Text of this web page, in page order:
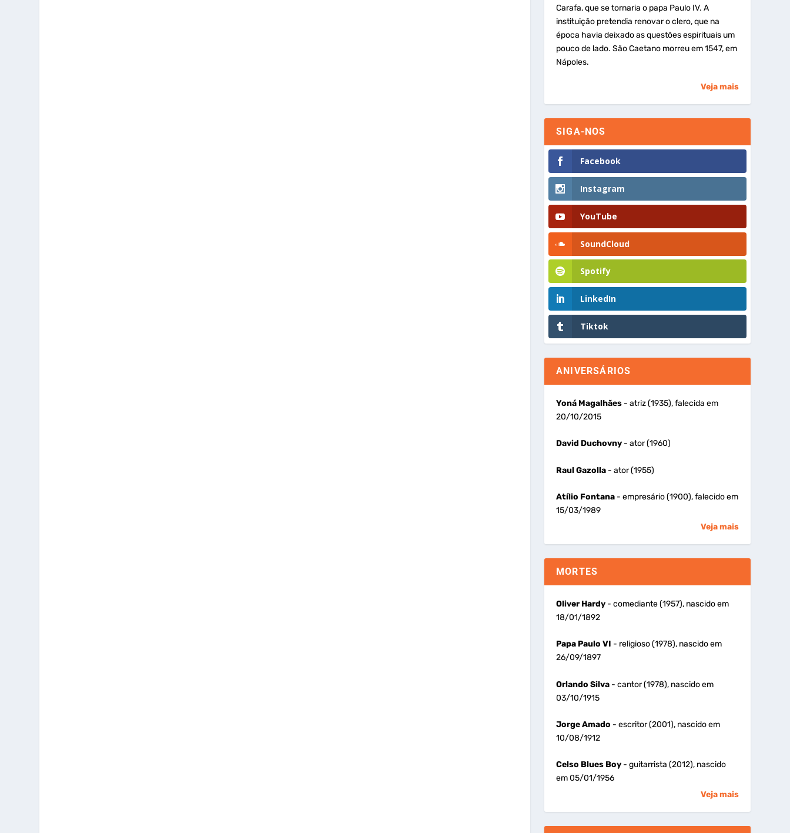
Carafa, que se tornaria o papa Paulo IV. A
instituição pretendia renovar o clero, que na
época havia deixado as questões espirituais um
pouco de lado. São Caetano morreu em 1547, em
Nápoles.
Veja mais
SIGA-NOS
Facebook
Instagram
YouTube
SoundCloud
Spotify
LinkedIn
Tiktok
ANIVERSÁRIOS
Yoná Magalhães- atriz (1935), falecida em
20/10/2015
David Duchovny- ator (1960)
Raul Gazolla- ator (1955)
Atílio Fontana- empresário (1900), falecido em
15/03/1989
Veja mais
MORTES
Oliver Hardy- comediante (1957), nascido em
18/01/1892
Papa Paulo VI - religioso (1978), nascido em
26/09/1897
Orlando Silva- cantor (1978), nascido em
03/10/1915
Jorge Amado - escritor (2001), nascido em
10/08/1912
Celso Blues Boy- guitarrista (2012), nascido
em 05/01/1956
Veja mais